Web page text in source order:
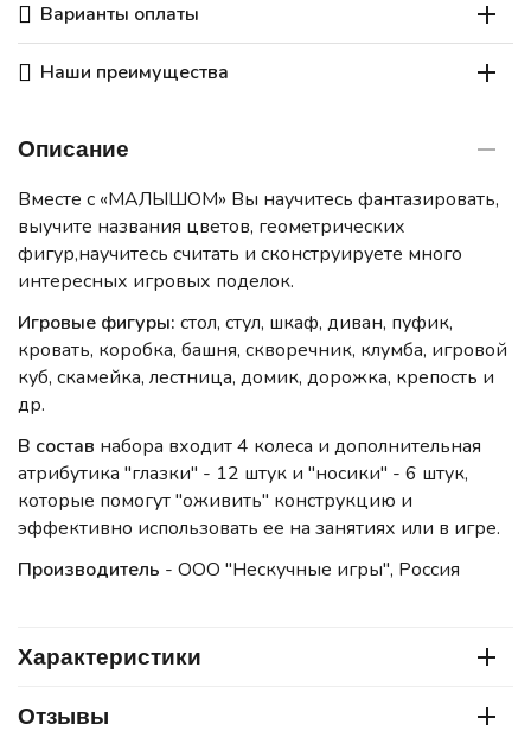
Варианты оплаты
Наши преимущества
Описание
Вместе с «МАЛЫШОМ» Вы научитесь фантазировать,
выучите названия цветов, геометрических
фигур,научитесь считать и сконструируете много
интересных игровых поделок.
Игровые фигуры: стол, стул, шкаф, диван, пуфик,
кровать, коробка, башня, скворечник, клумба, игровой
куб, скамейка, лестница, домик, дорожка, крепость и
др.
В состав набора входит 4 колеса и дополнительная
атрибутика "глазки" - 12 штук и "носики" - 6 штук,
которые помогут "оживить" конструкцию и
эффективно использовать ее на занятиях или в игре.
Производитель - ООО "Нескучные игры", Россия
Характеристики
Отзывы